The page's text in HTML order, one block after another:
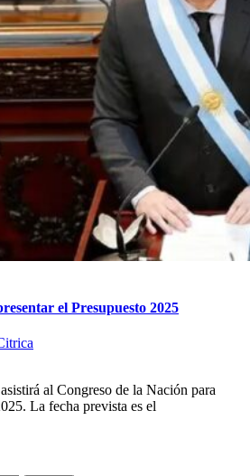
el Presupuesto 2025
al Congreso de la Nación para
La fecha prevista es el